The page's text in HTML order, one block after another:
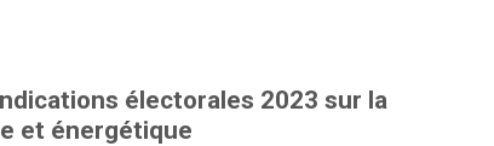
électorales 2023 sur la
et énergétique